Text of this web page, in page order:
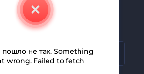
новостях и
первыми
пошло не так. Something
wrong. Failed to fetch